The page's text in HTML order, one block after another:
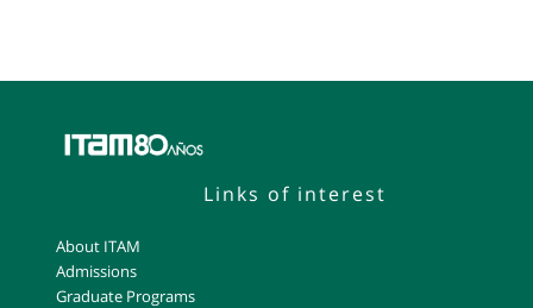
Links of interest
About ITAM
Admissions
Graduate Programs